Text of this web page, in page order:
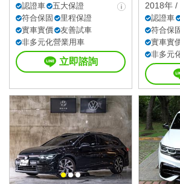
認證車
五大保證
符合保固
里程保證
實車實價
友善試車
非多元化營業用車
立即諮詢
2018年 /
認證車
符合保
實車實
非多元